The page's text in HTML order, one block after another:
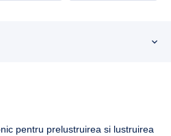
pentru prelustruirea si lustruirea